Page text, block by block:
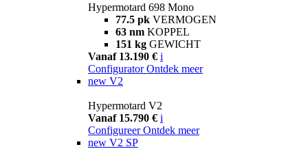
Hypermotard 698 Mono
77.5 pk VERMOGEN
63 nm KOPPEL
151 kg GEWICHT
Vanaf 13.190 € i
Configurator Ontdek meer
new V2
Hypermotard V2
Vanaf 15.790 € i
Configureer Ontdek meer
new V2 SP